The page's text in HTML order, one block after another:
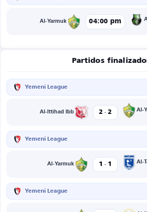
Al-Yarmuk 04:00 pm
Partidos
Yemeni League
Al-Ittihad Ibb 2 - 2 Al-
Yemeni League
Al-Yarmuk 1 - 1 Al-
Yemeni League